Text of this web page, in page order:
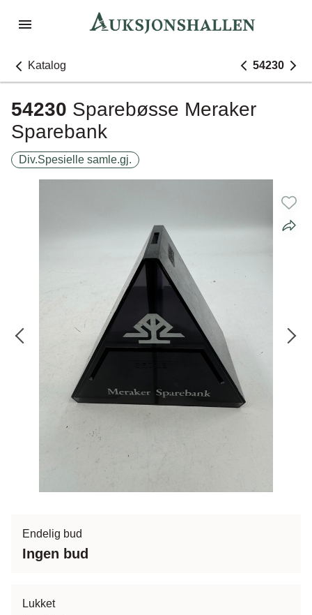
Katalog 54230
54230 Sparebøsse Meraker
Sparebank
Div.Spesielle samle.gj.
Endelig bud
Ingen bud
Lukket